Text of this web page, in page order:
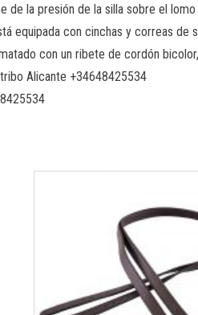
la presión de la silla sobre el
equipada con cinchas y correas
con un ribete de cordón
Alicante +34648425534